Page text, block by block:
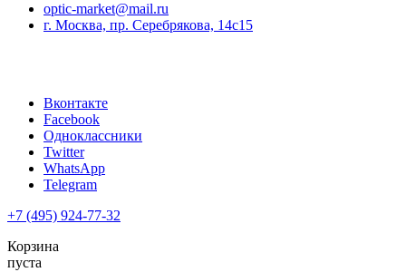
optic-market@mail.ru
г. Москва, пр. Серебрякова, 14с15
Вконтакте
Facebook
Одноклассники
Twitter
WhatsApp
Telegram
+7 (495) 924-77-32
Корзина
пуста